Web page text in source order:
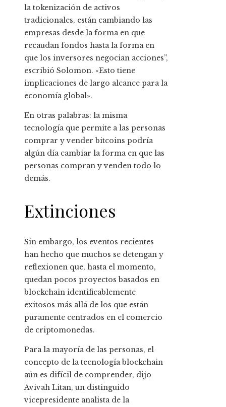
la tokenización de activos
tradicionales, están cambiando las
empresas desde la forma en que
recaudan fondos hasta la forma en
que los inversores negocian acciones”,
escribió Solomon. «Esto tiene
implicaciones de largo alcance para la
economía global».
En otras palabras: la misma
tecnología que permite a las personas
comprar y vender bitcoins podría
algún día cambiar la forma en que las
personas compran y venden todo lo
demás.
Extinciones
Sin embargo, los eventos recientes
han hecho que muchos se detengan y
reflexionen que, hasta el momento,
quedan pocos proyectos basados ​​en
blockchain identificablemente
exitosos más allá de los que están
puramente centrados en el comercio
de criptomonedas.
Para la mayoría de las personas, el
concepto de la tecnología blockchain
aún es difícil de comprender, dijo
Avivah Litan, un distinguido
vicepresidente analista de la